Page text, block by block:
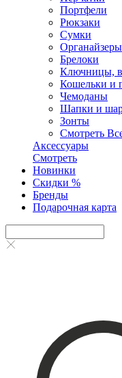
Портфели
Рюкзаки
Сумки
Органайзеры
Брелоки
Ключницы,
Кошельки и
Чемоданы
Шапки и
Зонты
Смотреть
Аксесcуары
Смотреть
Новинки
Скидки %
Бренды
Подарочная карта